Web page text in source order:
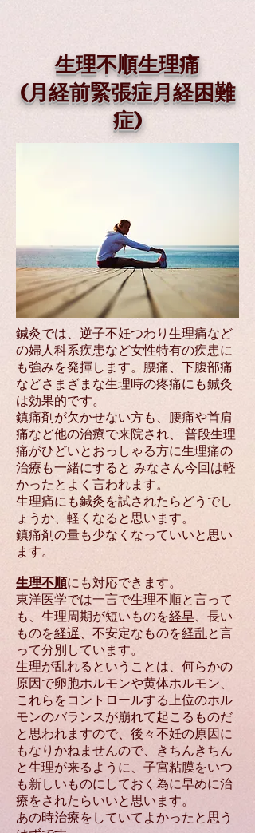
生理不順生理痛
(月経前緊張症月経困難
症)
鍼灸では、逆子不妊つわり生理痛など
の婦人科系疾患など女性特有の疾患に
も強みを発揮します。腰痛、下腹部痛
などさまざまな生理時の疼痛にも鍼灸
は効果的です。
鎮痛剤が欠かせない方も、腰痛や首肩
痛など他の治療で来院され、 普段生理
痛がひどいとおっしゃる方に生理痛の
治療も一緒にすると みなさん今回は軽
かったとよく言われます。
生理痛にも鍼灸を試されたらどうでし
ょうか、軽くなると思います。
鎮痛剤の量も少なくなっていいと思い
ます。
生理不順にも対応できます。
東洋医学では一言で生理不順と言って
も、生理周期が短いものを経早 、長い
ものを経遅、不安定なものを経乱と言
って分別しています。
生理が乱れるということは、何らかの
原因で卵胞ホルモンや黄体ホルモン、
これらをコントロールする上位のホル
モンのバランスが崩れて起こるものだ
と思われますので、後々不妊の原因に
もなりかねませんので、きちんきちん
と生理が来るように、子宮粘膜をいつ
も新しいものにしておく為に早めに治
療をされたらいいと思います。
​あの時治療をしていてよかったと思う